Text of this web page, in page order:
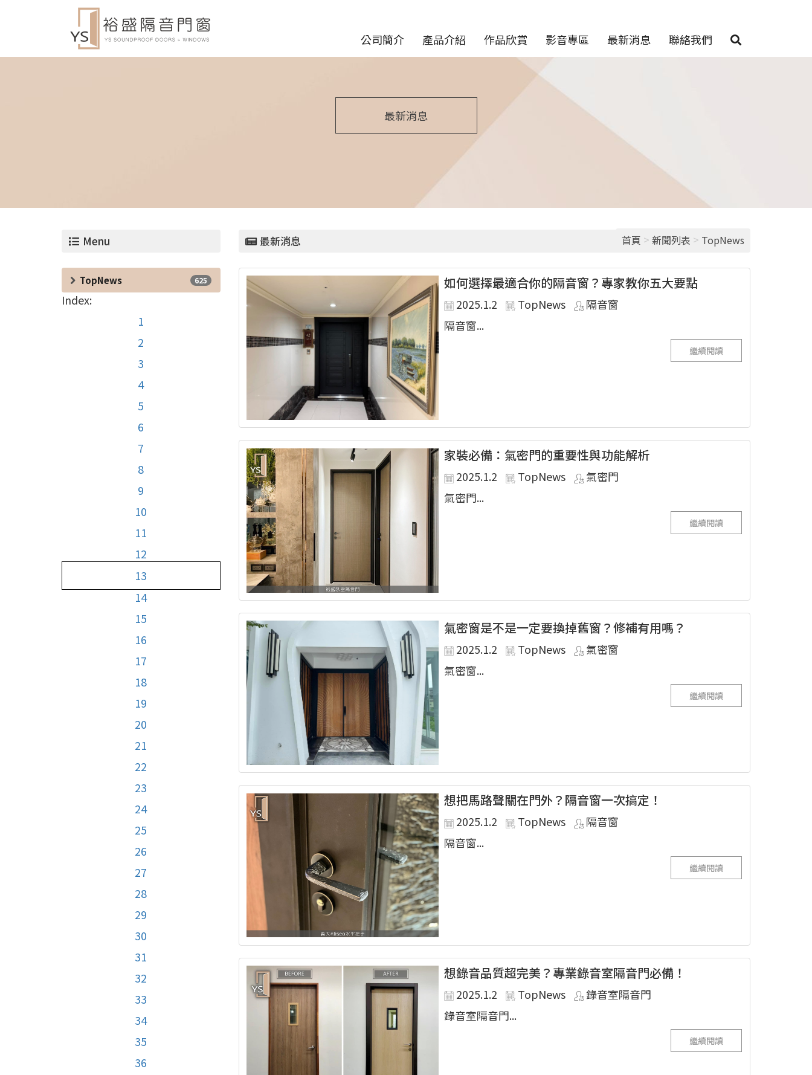
公司簡介 產品介紹 作品欣賞 影音專區 最新消息 聯絡我們
最新消息
Menu
TopNews 625
Index:
1
2
3
4
5
6
7
8
9
10
11
12
13
14
15
16
17
18
19
20
21
22
23
24
25
26
27
28
29
30
31
32
33
34
35
36
最新消息 首頁 > 新聞列表 > TopNews
如何選擇最適合你的隔音窗？專家教你五大要點
2025.1.2 TopNews
隔音窗
隔音窗...
繼續閱讀
家裝必備：氣密門的重要性與功能解析
2025.1.2 TopNews
氣密門
氣密門...
繼續閱讀
氣密窗是不是一定要換掉舊窗？修補有用嗎？
2025.1.2 TopNews
氣密窗
氣密窗...
繼續閱讀
想把馬路聲關在門外？隔音窗一次搞定！
2025.1.2 TopNews
隔音窗
隔音窗...
繼續閱讀
想錄音品質超完美？專業錄音室隔音門必備！
2025.1.2 TopNews
錄音室隔音門
錄音室隔音門...
繼續閱讀